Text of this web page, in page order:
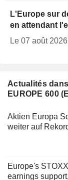
Actualités
EUROPE 600
Aktien Europa
weiter auf
Europe's
earnings
L'Europe sur
en attendant
Le 07 août